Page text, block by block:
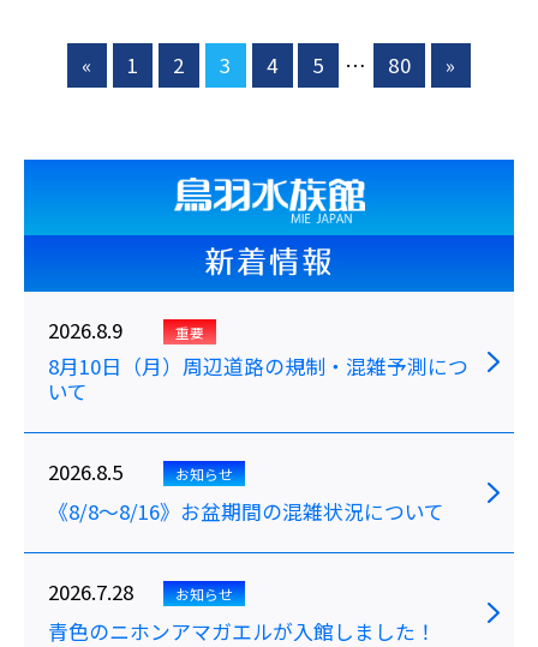
« 1 2 3 4 5 … 80 »
新着情報
2026.8.9 重要
8月10日（月）周辺道路の規制・混雑予測につ
いて
2026.8.5 お知らせ
《8/8～8/16》お盆期間の混雑状況について
2026.7.28 お知らせ
青色のニホンアマガエルが入館しました！